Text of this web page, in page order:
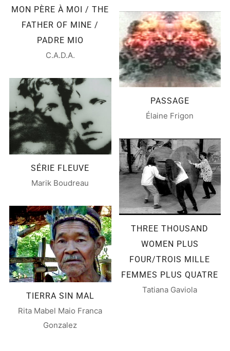
MON PÈRE À MOI / THE
FATHER OF MINE /
PADRE MIO
C.A.D.A.
PASSAGE
Élaine Frigon
SÉRIE FLEUVE
Marik Boudreau
THREE THOUSAND
WOMEN PLUS
FOUR/TROIS MILLE
FEMMES PLUS QUATRE
Tatiana Gaviola
TIERRA SIN MAL
Rita Mabel Maio Franca
Gonzalez